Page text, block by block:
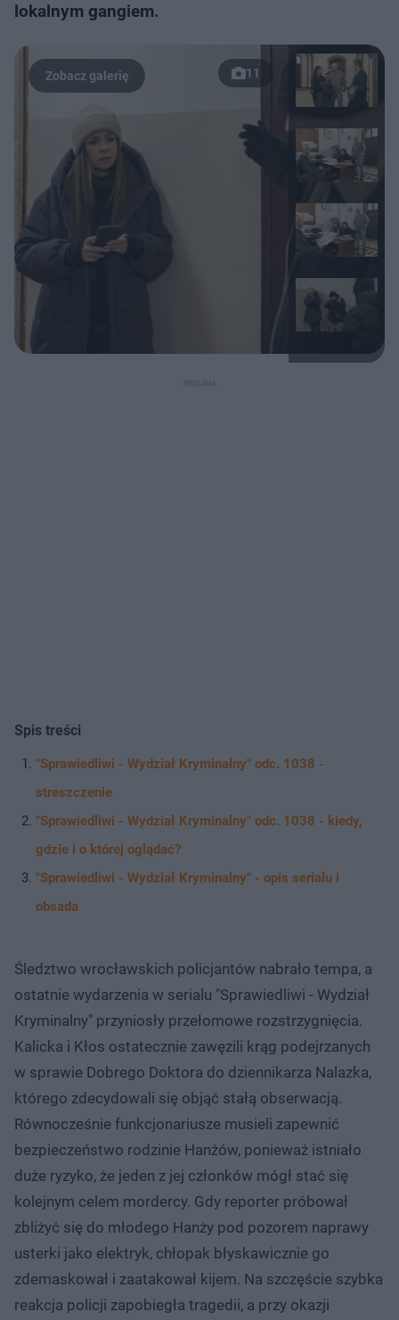
lokalnym gangiem.
11
Spis treści
"Sprawiedliwi - Wydział Kryminalny" odc. 1038 -
streszczenie
"Sprawiedliwi - Wydział Kryminalny" odc. 1038 - kiedy,
gdzie i o której oglądać?
"Sprawiedliwi - Wydział Kryminalny" - opis serialu i
obsada
Śledztwo wrocławskich policjantów nabrało tempa, a
ostatnie wydarzenia w serialu "Sprawiedliwi - Wydział
Kryminalny" przyniosły przełomowe rozstrzygnięcia.
Kalicka i Kłos ostatecznie zawęzili krąg podejrzanych
w sprawie Dobrego Doktora do dziennikarza Nalazka,
którego zdecydowali się objąć stałą obserwacją.
Równocześnie funkcjonariusze musieli zapewnić
bezpieczeństwo rodzinie Hanżów, ponieważ istniało
duże ryzyko, że jeden z jej członków mógł stać się
kolejnym celem mordercy. Gdy reporter próbował
zbliżyć się do młodego Hanży pod pozorem naprawy
usterki jako elektryk, chłopak błyskawicznie go
zdemaskował i zaatakował kijem. Na szczęście szybka
reakcja policji zapobiegła tragedii, a przy okazji